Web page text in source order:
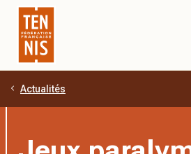
Aller au contenu principal
Actualités